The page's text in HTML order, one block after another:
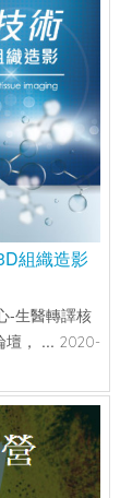
組織造影
-生醫轉譯核
壇， ... 2020-